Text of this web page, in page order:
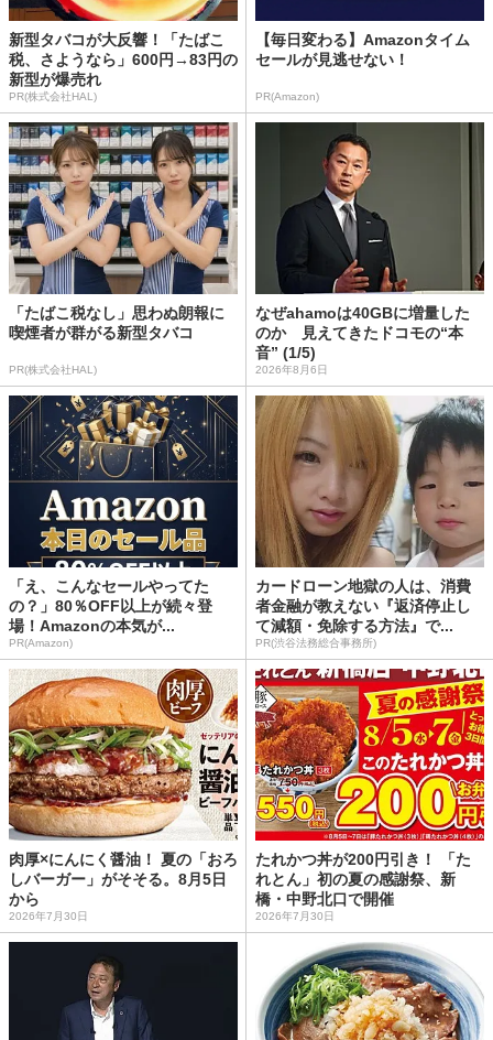
新型タバコが大反響！「たばこ
税、さようなら」600円→83円の
新型が爆売れ
PR(株式会社HAL)
【毎日変わる】Amazonタイム
セールが見逃せない！
PR(Amazon)
「たばこ税なし」思わぬ朗報に
喫煙者が群がる新型タバコ
PR(株式会社HAL)
なぜahamoは40GBに増量した
のか 見えてきたドコモの“本
音” (1/5)
2026年8月6日
「え、こんなセールやってた
の？」80％OFF以上が続々登
場！Amazonの本気が...
PR(Amazon)
カードローン地獄の人は、消費
者金融が教えない『返済停止し
て減額・免除する方法』で...
PR(渋谷法務総合事務所)
肉厚×にんにく醤油！ 夏の「おろ
しバーガー」がそそる。8月5日
から
2026年7月30日
たれかつ丼が200円引き！ 「た
れとん」初の夏の感謝祭、新
橋・中野北口で開催
2026年7月30日